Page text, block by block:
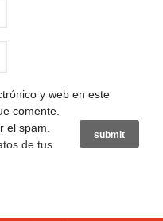
y web en este
comente.
el spam.
de tus